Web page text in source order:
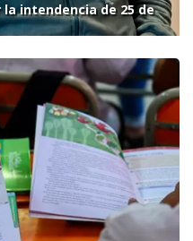
intendencia de 25 de